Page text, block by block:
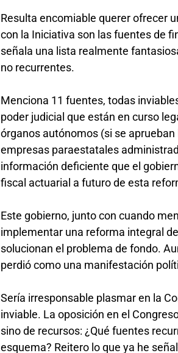
Resulta encomiable querer ofrecer
con la Iniciativa son las fuentes de
señala una lista realmente
no recurrentes.
Menciona 11 fuentes, todas
poder judicial que están en curso
órganos autónomos (si se
empresas paraestatales
información deficiente que el
fiscal actuarial a futuro de esta
Este gobierno, junto con cuando
implementar una reforma integral
solucionan el problema de fondo.
perdió como una manifestación
Sería irresponsable plasmar en la
inviable. La oposición en el
sino de recursos: ¿Qué fuentes
esquema? Reitero lo que ya he